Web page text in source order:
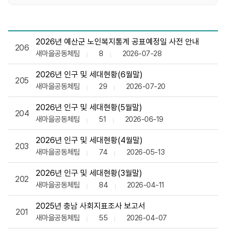
통계자료실 목록으로 번호, 제목, 작성자, 조회수,등록일, 첨부
206
2026년 예산군 노인복지통계 공표예정일 사전 안내
새마을공동체팀 8 2026-07-28
205
2026년 인구 및 세대현황(6월말)
새마을공동체팀 29 2026-07-20
204
2026년 인구 및 세대현황(5월말)
새마을공동체팀 51 2026-06-19
203
2026년 인구 및 세대현황(4월말)
새마을공동체팀 74 2026-05-13
202
2026년 인구 및 세대현황(3월말)
새마을공동체팀 84 2026-04-11
201
2025년 충남 사회지표조사 보고서
새마을공동체팀 55 2026-04-07